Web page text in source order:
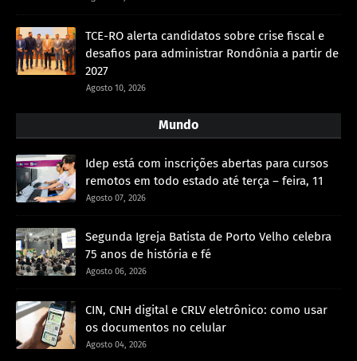
TCE-RO alerta candidatos sobre crise fiscal e
desafios para administrar Rondônia a partir de
2027
Agosto 10, 2026
Mundo
Idep está com inscrições abertas para cursos
remotos em todo estado até terça – feira, 11
Agosto 07, 2026
Segunda Igreja Batista de Porto Velho celebra
75 anos de história e fé
Agosto 06, 2026
CIN, CNH digital e CRLV eletrônico: como usar
os documentos no celular
Agosto 04, 2026